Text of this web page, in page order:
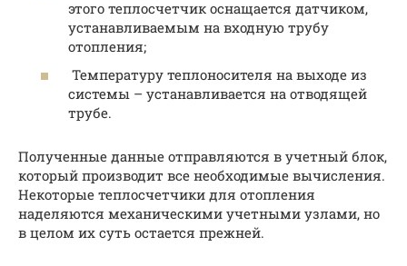
этого теплосчетчик оснащается датчиком,
устанавливаемым на входную трубу
отопления;
Температуру теплоносителя на выходе из
системы – устанавливается на отводящей
трубе.
Полученные данные отправляются в учетный блок,
который производит все необходимые вычисления.
Некоторые теплосчетчики для отопления
наделяются механическими учетными узлами, но
в целом их суть остается прежней.